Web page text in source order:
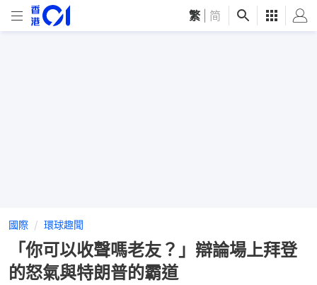
繁 简
國際 環球趣聞
「你可以收聲嗎老友？」辯論場上拜登
的怒氣與特朗普的霸道